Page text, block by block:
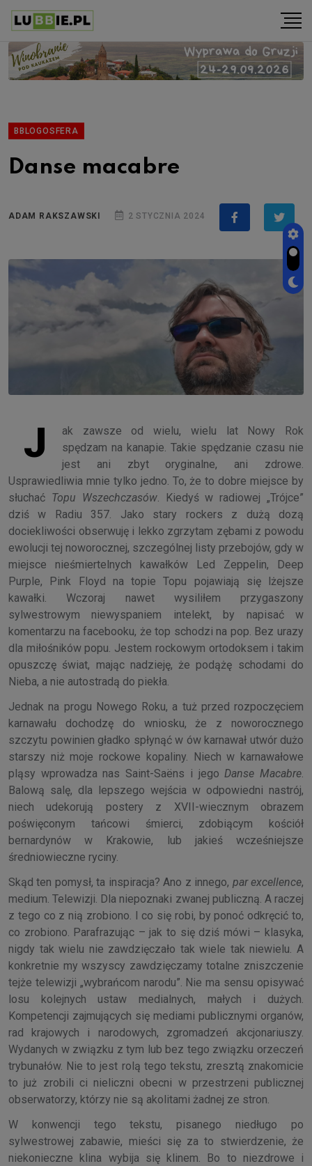
BBLOGOSFERA
Danse macabre
ADAM RAKSZAWSKI 2 STYCZNIA 2024
J
ak zawsze od wielu, wielu lat Nowy Rok
spędzam na kanapie. Takie spędzanie czasu nie
jest ani zbyt oryginalne, ani zdrowe.
Usprawiedliwia mnie tylko jedno. To, że to dobre miejsce by
słuchać Topu Wszechczasów. Kiedyś w radiowej „Trójce”
dziś w Radiu 357. Jako stary rockers z dużą dozą
dociekliwości obserwuję i lekko zgrzytam zębami z powodu
ewolucji tej noworocznej, szczególnej listy przebojów, gdy w
miejsce nieśmiertelnych kawałków Led Zeppelin, Deep
Purple, Pink Floyd na topie Topu pojawiają się lżejsze
kawałki. Wczoraj nawet wysiliłem przygaszony
sylwestrowym niewyspaniem intelekt, by napisać w
komentarzu na facebooku, że top schodzi na pop. Bez urazy
dla miłośników popu. Jestem rockowym ortodoksem i takim
opuszczę świat, mając nadzieję, że podążę schodami do
Nieba, a nie autostradą do piekła.
Jednak na progu Nowego Roku, a tuż przed rozpoczęciem
karnawału dochodzę do wniosku, że z noworocznego
szczytu powinien gładko spłynąć w ów karnawał utwór dużo
starszy niż moje rockowe kopaliny. Niech w karnawałowe
pląsy wprowadza nas Saint-Saëns i jegoDanse Macabre.
Balową salę, dla lepszego wejścia w odpowiedni nastrój,
niech udekorują postery z XVII-wiecznym obrazem
poświęconym tańcowi śmierci, zdobiącym kościół
bernardynów w Krakowie, lub jakieś wcześniejsze
średniowieczne ryciny.
Skąd ten pomysł, ta inspiracja? Ano z innego, par excellence,
medium. Telewizji. Dla niepoznaki zwanej publiczną. A raczej
z tego co z nią zrobiono. I co się robi, by ponoć odkręcić to,
co zrobiono. Parafrazując – jak to się dziś mówi – klasyka,
nigdy tak wielu nie zawdzięczało tak wiele tak niewielu. A
konkretnie my wszyscy zawdzięczamy totalne zniszczenie
tejże telewizji „wybrańcom narodu”. Nie ma sensu opisywać
losu kolejnych ustaw medialnych, małych i dużych.
Kompetencji zajmujących się mediami publicznymi organów,
rad krajowych i narodowych, zgromadzeń akcjonariuszy.
Wydanych w związku z tym lub bez tego związku orzeczeń
trybunałów. Nie to jest rolą tego tekstu, zresztą znakomicie
to już zrobili ci nieliczni obecni w przestrzeni publicznej
obserwatorzy, którzy nie są akolitami żadnej ze stron.
W konwencji tego tekstu, pisanego niedługo po
sylwestrowej zabawie, mieści się za to stwierdzenie, że
niekonieczne klina wybija się klinem. Bo to niezdrowe i